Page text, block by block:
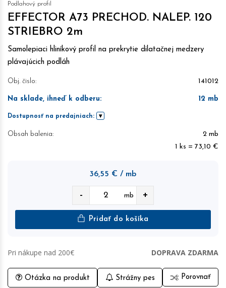
Podlahový profil
EFFECTOR A73 PRECHOD. NALEP. 120
STRIEBRO 2m
Samolepiaci hliníkový profil na prekrytie dilatačnej medzery
plávajúcich podláh
Obj. čislo: 141012
Na sklade, ihneď k odberu: 12 mb
Dostupnosť na predajniach:
Obsah balenia:
2 mb
1 ks = 73,10 €
36,55 € / mb
- mb +
Pridať do košíka
Pri nákupe nad 200€ DOPRAVA ZDARMA
Otázka na produkt Strážny pes Porovnať